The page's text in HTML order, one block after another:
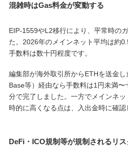
混雑時はGas料金が変動する
EIP-1559やL2移行により、平常時の
た。2026年のメインネット平均は約
手数料は数十円程度です。
編集部が海外取引所からETHを送金し
Base等）経由なら手数料は1円未満
分で完了しました。一方でメインネ
時的に高くなる点は、入出金時に確認
DeFi・ICO規制等が規制されるリス